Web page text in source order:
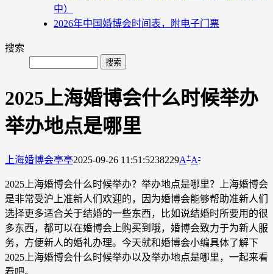
中）
2026年中国婚博会时间表，附电子门票
搜索
2025上海婚博会什么时候举办
举办地点是哪里
上海婚博会亭亭2025-09-26 11:51:5238229A+A-
2025上海婚博会什么时候举办？举办地点是哪里？上海婚博会
是非常受沪上准新人们欢迎的，因为婚博会能够帮助准新人们
选择更多适合关于结婚的一些东西，比如说结婚时所要用的很
多东西，都可以在婚博会上购买到哦，婚博会致力于为新人服
务，方便新人的婚礼办理。今天就和婚博会小编具体了解下
2025上海婚博会什么时候举办以及举办地点是哪里，一起来看
看吧。